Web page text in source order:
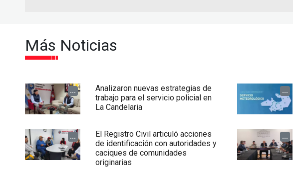
Más Noticias
...
Analizaron nuevas estrategias de
trabajo para el servicio policial en
La Candelaria
...
...
El Registro Civil articuló acciones
de identificación con autoridades y
caciques de comunidades
originarias
...